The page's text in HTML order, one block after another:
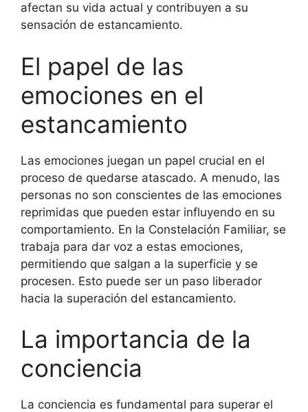
afectan su vida actual y contribuyen a su
sensación de estancamiento.
El papel de las
emociones en el
estancamiento
Las emociones juegan un papel crucial en el
proceso de quedarse atascado. A menudo, las
personas no son conscientes de las emociones
reprimidas que pueden estar influyendo en su
comportamiento. En la Constelación Familiar, se
trabaja para dar voz a estas emociones,
permitiendo que salgan a la superficie y se
procesen. Esto puede ser un paso liberador
hacia la superación del estancamiento.
La importancia de la
conciencia
La conciencia es fundamental para superar el